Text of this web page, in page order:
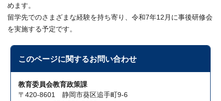
めます。
留学先でのさまざまな経験を持ち寄り、令和7年12月に事後研修会
を実施する予定です。
このページに関するお問い合わせ
教育委員会教育政策課
〒420-8601 静岡市葵区追手町9-6